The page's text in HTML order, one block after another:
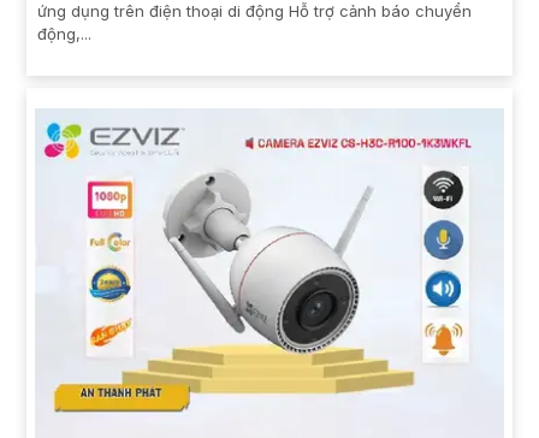
ứng dụng trên điện thoại di động Hỗ trợ cảnh báo chuyển
động,...